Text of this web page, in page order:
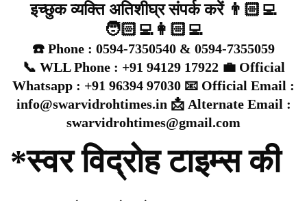
इच्छुक व्यक्ति अतिशीघ्र संपर्क करें 👨🏻‍💻
🧑🏻‍💻👩🏻‍💻
☎️ Phone : 0594-7350540 & 0594-7355059
📞 WLL Phone : +91 94129 17922 💼 Official
Whatsapp : +91 96394 97030 📧 Official Email :
info@swarvidrohtimes.in 📩 Alternate Email :
swarvidrohtimes@gmail.com
*स्वर विद्रोह टाइम्स की